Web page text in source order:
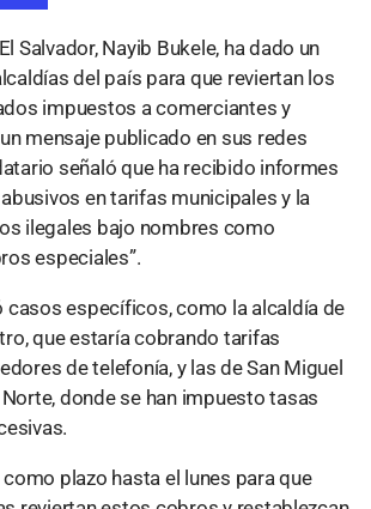
Salvador, Nayib Bukele, ha dado un
del país para que reviertan los
impuestos a comerciantes y
mensaje publicado en sus redes
señaló que ha recibido informes
en tarifas municipales y la
ilegales bajo nombres como
especiales”.
casos específicos, como la alcaldía de
que estaría cobrando tarifas
de telefonía, y las de San Miguel
donde se han impuesto tasas
plazo hasta el lunes para que